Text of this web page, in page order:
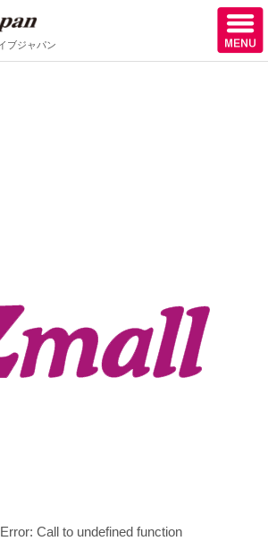
ススタディー
ブジャパン
Call to undefined function